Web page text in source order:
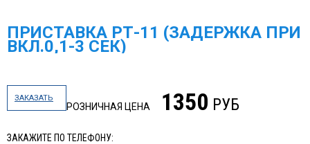
ПРИСТАВКА РТ-11 (ЗАДЕРЖКА ПРИ
ВКЛ.0,1-3 СЕК)
ЗАКАЗАТЬ
РОЗНИЧНАЯ ЦЕНА 1350 РУБ
ЗАКАЖИТЕ ПО ТЕЛЕФОНУ: